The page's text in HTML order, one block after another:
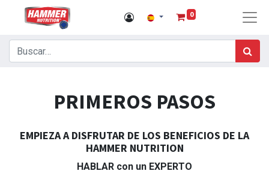
0
PRIMEROS PASOS
EMPIEZA A DISFRUTAR DE LOS BENEFICIOS DE LA
HAMMER NUTRITION
HABLAR con un EXPERTO